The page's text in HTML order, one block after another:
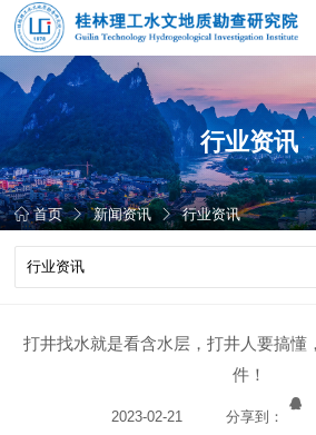
行业资讯
首页 新闻资讯 行业资讯
打井找水就是看含水层，打井人要搞懂
件！
2023-02-21 分享到：